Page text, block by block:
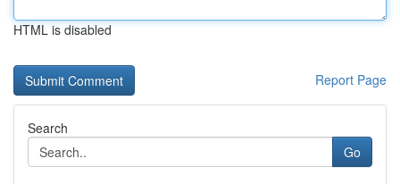
HTML is disabled
Report Page
Search
Go